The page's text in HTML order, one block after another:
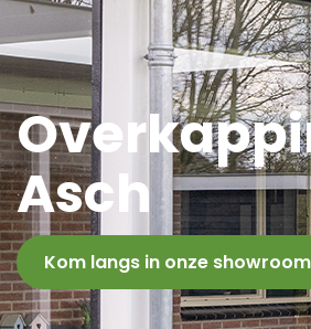
Asch
Kom langs in onze showroom